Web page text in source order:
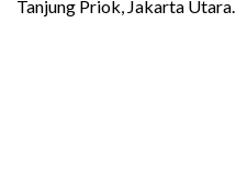
Tanjung Priok, Jakarta Utara.